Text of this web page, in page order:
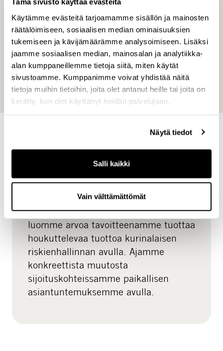
Käytämme evästeitä tarjoamamme sisällön ja mainosten
räätälöimiseen, sosiaalisen median ominaisuuksien
tukemiseen ja kävijämäärämme analysoimiseen. Lisäksi
jaamme sosiaalisen median, mainosalan ja analytiikka-
alan kumppaneillemme tietoja siitä, miten käytät
sivustoamme. Kumppanimme voivat yhdistää näitä
tietoja muihin tietoihin, joita olet antanut heille tai joita on
kerätty, kun olet käyttänyt heidän palvelujaan.
Näytä tiedot
Salli kaikki
Vain välttämättömät
Estate), sijoitukset Venäjälle (Russia),
velkasijoitukset (Credit), infrastruktuurin (Infra) ja
taktiset sijoitukset (Tactical Opportunities).
Palveluliiketoimintaamme kuuluvat muun
muassa varainhankinnan, hankinta- ja
ostotoiminnan sekä rahastojen hallinnoinnin
palvelut.
Real Estate
CapMan Real Estate on erikoistunut
pohjoismaisiin kiinteistösijoituksiin.
Tunnistamme mahdollisuuksia ja
luomme arvoa tavoitteenamme tuottaa
houkuttelevaa tuottoa kurinalaisen
riskienhallinnan avulla. Ajamme
konkreettista muutosta
sijoituskohteissamme paikallisen
asiantuntemuksemme avulla.